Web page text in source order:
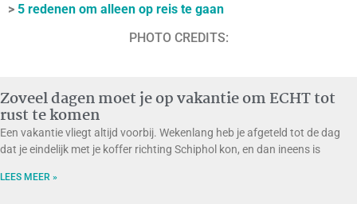
> 5 redenen om alleen op reis te gaan
PHOTO CREDITS:
Zoveel dagen moet je op vakantie om ECHT tot
rust te komen
Een vakantie vliegt altijd voorbij. Wekenlang heb je afgeteld tot de dag
dat je eindelijk met je koffer richting Schiphol kon, en dan ineens is
LEES MEER »